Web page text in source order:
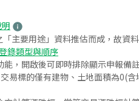
主要用途」資料推估而成，故資
錄類型與順序
，開啟後可即時排除顯示申報備
易標的僅有建物、土地面積為0(含